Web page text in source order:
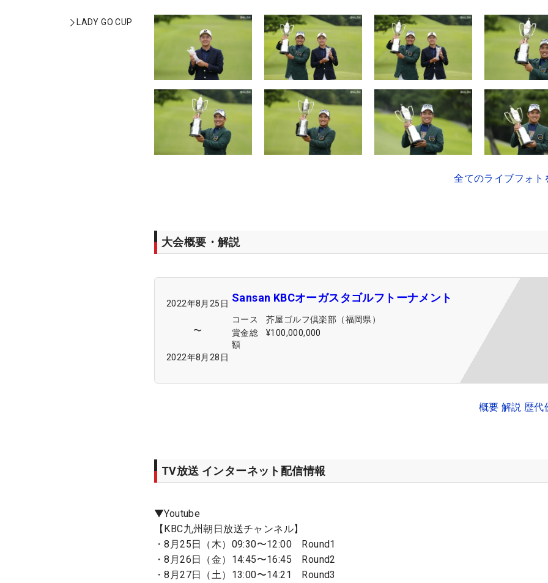
LADY GO CUP
全てのライブフォト
大会概要・解説
2022年8月25日
〜
2022年8月28日
Sansan KBCオーガスタゴルフトーナメント
コース
芥屋ゴルフ倶楽部（福岡県）
賞金総
額
¥100,000,000
概要 解説 歴代
TV放送 インターネット配信情報
▼Youtube
【KBC九州朝日放送チャンネル】
・8月25日（木）09:30〜12:00 Round1
・8月26日（金）14:45〜16:45 Round2
・8月27日（土）13:00〜14:21 Round3